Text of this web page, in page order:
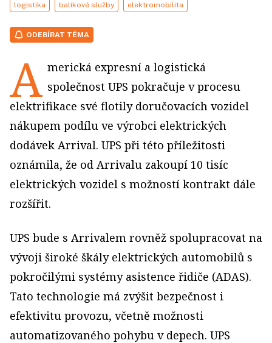
logistika balíkové služby elektromobilita
ODEBÍRAT TÉMA
A merická expresní a logistická
společnost UPS pokračuje v procesu
elektrifikace své flotily doručovacích vozidel
nákupem podílu ve výrobci elektrických
dodávek Arrival. UPS při této příležitosti
oznámila, že od Arrivalu zakoupí 10 tisíc
elektrických vozidel s možností kontrakt dále
rozšířit.
UPS bude s Arrivalem rovněž spolupracovat na
vývoji široké škály elektrických automobilů s
pokročilými systémy asistence řidiče (ADAS).
Tato technologie má zvýšit bezpečnost i
efektivitu provozu, včetně možnosti
automatizovaného pohybu v depech. UPS